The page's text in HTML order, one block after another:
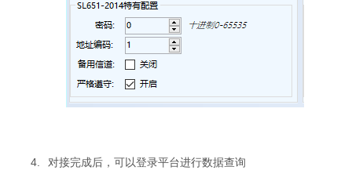
4. 对接完成后，可以登录平台进行数据查询